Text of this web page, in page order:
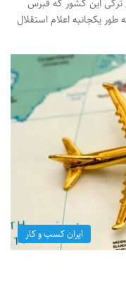
این کشور که قبرس
نام دارد، پس از درگیری در سال 1974 به طور یکجانبه اعلام استقلال
ایران کسب و کار